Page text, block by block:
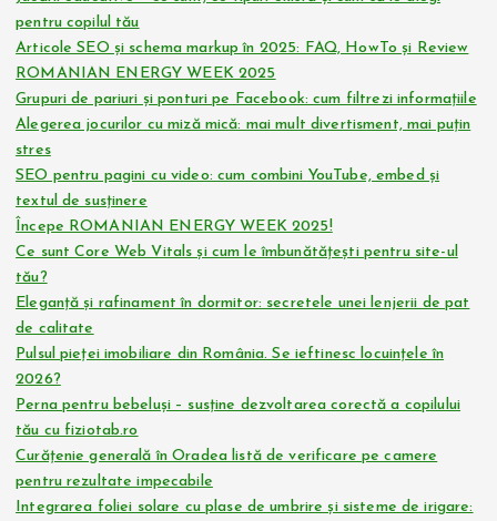
pentru copilul tău
Articole SEO și schema markup în 2025: FAQ, HowTo și Review
ROMANIAN ENERGY WEEK 2025
Grupuri de pariuri și ponturi pe Facebook: cum filtrezi informațiile
Alegerea jocurilor cu miză mică: mai mult divertisment, mai puțin
stres
SEO pentru pagini cu video: cum combini YouTube, embed și
textul de susținere
Începe ROMANIAN ENERGY WEEK 2025!
Ce sunt Core Web Vitals și cum le îmbunătățești pentru site-ul
tău?
Eleganță și rafinament în dormitor: secretele unei lenjerii de pat
de calitate
Pulsul pieței imobiliare din România. Se ieftinesc locuințele în
2026?
Perna pentru bebeluși – susține dezvoltarea corectă a copilului
tău cu fiziotab.ro
Curățenie generală în Oradea listă de verificare pe camere
pentru rezultate impecabile
Integrarea foliei solare cu plase de umbrire și sisteme de irigare: